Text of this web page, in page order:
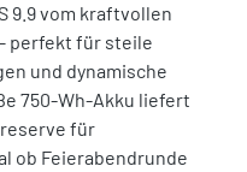
9.9 vom kraftvollen
perfekt für steile
und dynamische
750-Wh-Akku liefert
für
ob Feierabendrunde